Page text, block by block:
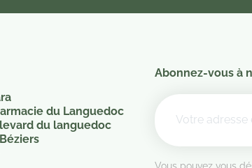
du Languedoc
du languedoc
Abonnez-vous à